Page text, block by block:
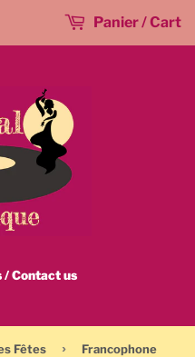
/ Contact us
Panier / Cart
Fêtes › Francophone